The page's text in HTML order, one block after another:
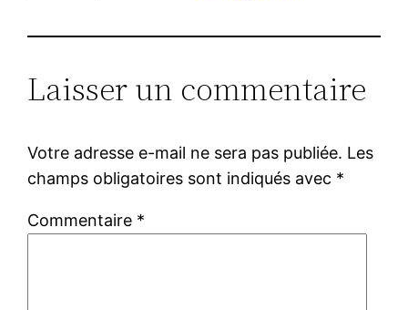
Laisser un commentaire
Votre adresse e-mail ne sera pas publiée. Les
champs obligatoires sont indiqués avec *
Commentaire *